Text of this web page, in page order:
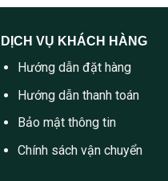
DỊCH VỤ KHÁCH HÀNG
Hướng dẫn đặt hàng
Hướng dẫn thanh toán
Bảo mật thông tin
Chính sách vận chuyển